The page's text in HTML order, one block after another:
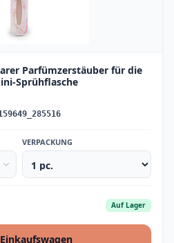
Parfümzerstäuber für die
Sprühflasche
VERPACKUNG
Auf Lager